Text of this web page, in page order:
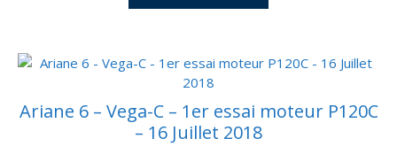
Ariane 6 – Vega-C – 1er essai moteur P120C
– 16 Juillet 2018